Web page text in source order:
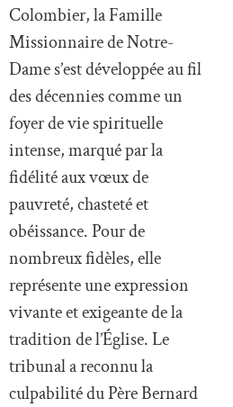
Colombier, la Famille
Missionnaire de Notre-
Dame s’est développée au fil
des décennies comme un
foyer de vie spirituelle
intense, marqué par la
fidélité aux vœux de
pauvreté, chasteté et
obéissance. Pour de
nombreux fidèles, elle
représente une expression
vivante et exigeante de la
tradition de l’Église. Le
tribunal a reconnu la
culpabilité du Père Bernard